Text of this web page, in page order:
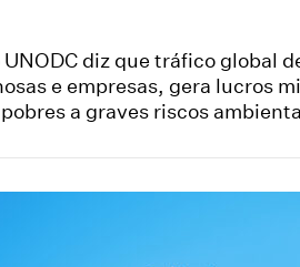
diz que tráfico global
e empresas, gera lucros
a graves riscos